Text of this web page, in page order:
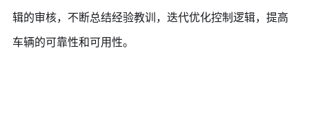
辑的审核，不断总结经验教训，迭代优化控制逻辑，提高
车辆的可靠性和可用性。